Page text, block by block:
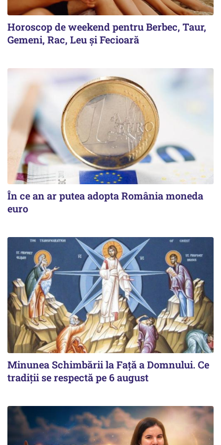
Horoscop de weekend pentru Berbec, Taur,
Gemeni, Rac, Leu și Fecioară
În ce an ar putea adopta România moneda
euro
Minunea Schimbării la Față a Domnului. Ce
tradiții se respectă pe 6 august